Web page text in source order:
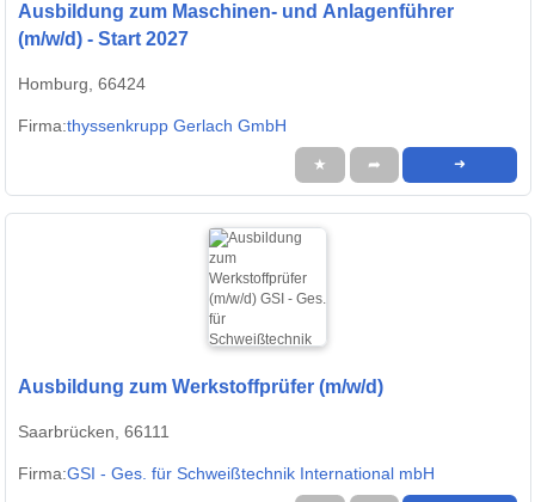
Ausbildung zum Maschinen- und Anlagenführer
(m/w/d) - Start 2027
Homburg, 66424
Firma:thyssenkrupp Gerlach GmbH
★ ➦ ➜
Ausbildung zum Werkstoffprüfer (m/w/d)
Saarbrücken, 66111
Firma:GSI - Ges. für Schweißtechnik International mbH